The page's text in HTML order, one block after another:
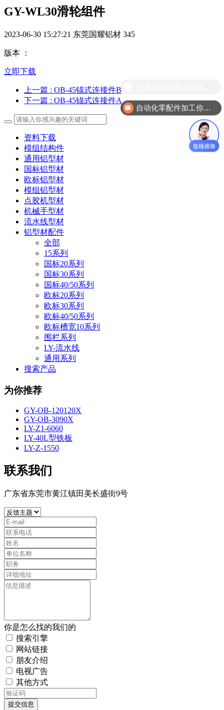
GY-WL30滑轮组件
2023-06-30 15:27:21 东莞国耀铝材 345
版本 ：
立即下载
上一篇 : OB-45锚式连接件B
下一篇 : OB-45锚式连接件A
资料下载
模组结构件
通用铝型材
国标铝型材
欧标铝型材
模组铝型材
点胶机型材
机械手型材
流水线型材
铝型材配件
全部
15系列
国标20系列
国标30系列
国标40/50系列
欧标20系列
欧标30系列
欧标40/50系列
欧标槽宽10系列
围栏系列
LY-流水线
通用系列
搜索产品
为你推荐
GY-OB-120120X
GY-OB-3090X
LY-Z1-6060
LY-40L型铁板
LY-Z-1550
联系我们
广东省东莞市黄江镇田美长盛街9号
你是怎么找的我们的
搜索引擎
网站链接
朋友介绍
电视广告
其他方式
提交信息
自动化零配件加工你们做吗？